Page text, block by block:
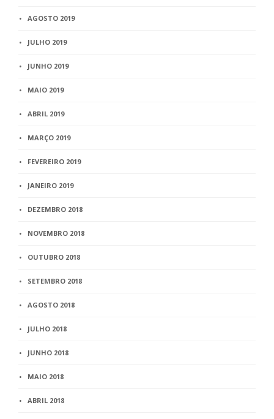
AGOSTO 2019
JULHO 2019
JUNHO 2019
MAIO 2019
ABRIL 2019
MARÇO 2019
FEVEREIRO 2019
JANEIRO 2019
DEZEMBRO 2018
NOVEMBRO 2018
OUTUBRO 2018
SETEMBRO 2018
AGOSTO 2018
JULHO 2018
JUNHO 2018
MAIO 2018
ABRIL 2018